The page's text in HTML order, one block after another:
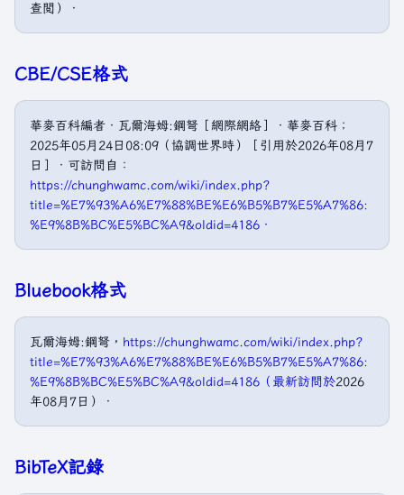
查閲）．
CBE/CSE格式
華麥百科編者．瓦爾海姆:鋼弩［網際網絡］．華麥百科；
2025年05月24日08:09（協調世界時）［引用於2026年08月7
日］．可訪問自：
https://chunghwamc.com/wiki/index.php?
title=%E7%93%A6%E7%88%BE%E6%B5%B7%E5%A7%86:
%E9%8B%BC%E5%BC%A9&oldid=4186．
Bluebook格式
瓦爾海姆:鋼弩， https://chunghwamc.com/wiki/index.php?
title=%E7%93%A6%E7%88%BE%E6%B5%B7%E5%A7%86:
%E9%8B%BC%E5%BC%A9&oldid=4186（最新訪問於2026
年08月7日）．
BibTeX記錄